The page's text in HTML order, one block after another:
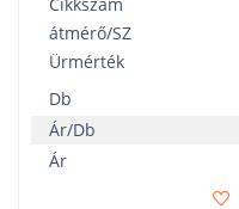
átmérő/SZ
Ürmérték
Db
Ár/Db
Ár